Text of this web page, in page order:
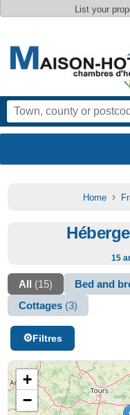
List your
Home ›
15
All (15) Bed and
Cottages (3)
Filtres
+
−